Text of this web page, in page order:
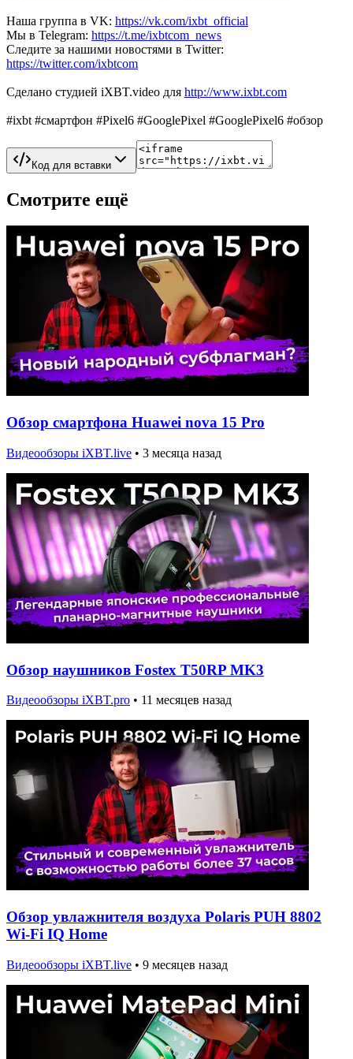
Наша группа в VK: https://vk.com/ixbt_official
Мы в Telegram: https://t.me/ixbtcom_news
Следите за нашими новостями в Twitter:
https://twitter.com/ixbtcom
Сделано студией iXBT.video для http://www.ixbt.com
#ixbt #смартфон #Pixel6 #GooglePixel #GooglePixel6 #обзор
Код для вставки
Смотрите ещё
Обзор смартфона Huawei nova 15 Pro
Видеообзоры iXBT.live • 3 месяца назад
Обзор наушников Fostex T50RP MK3
Видеообзоры iXBT.pro • 11 месяцев назад
Обзор увлажнителя воздуха Polaris PUH 8802
Wi-Fi IQ Home
Видеообзоры iXBT.live • 9 месяцев назад